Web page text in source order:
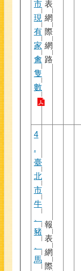
市
現
有
家
禽
隻
數
表
網
際
網
路
4
.
臺
北
市
牛
豬
馬
報
表
網
際